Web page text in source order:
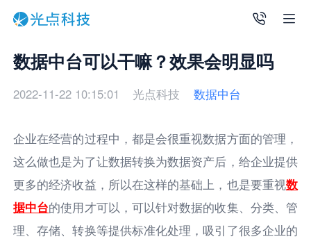
数据中台可以干嘛？效果会明显吗
2022-11-22 10:15:01 光点科技 数据中台
企业在经营的过程中，都是会很重视数据方面的管理，
这么做也是为了让数据转换为数据资产后，给企业提供
更多的经济收益，所以在这样的基础上，也是要重视数
据中台的使用才可以，可以针对数据的收集、分类、管
理、存储、转换等提供标准化处理，吸引了很多企业的